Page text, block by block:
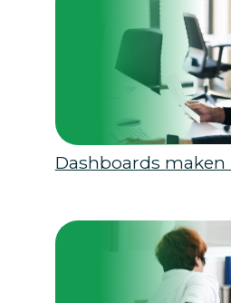
Dashboards maken